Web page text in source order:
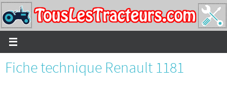
Passer
vers
le
contenu
Fiche technique Renault 1181